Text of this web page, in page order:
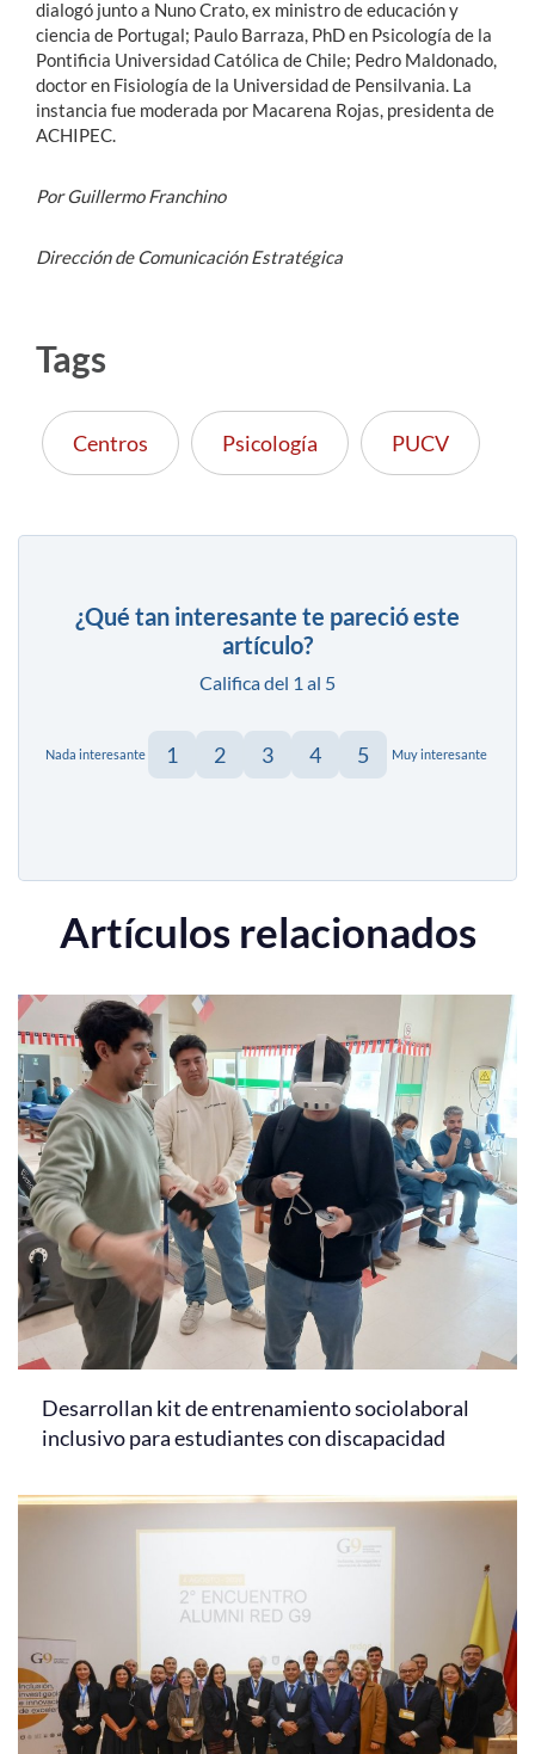
dialogó junto a Nuno Crato, ex ministro de educación y
ciencia de Portugal; Paulo Barraza, PhD en Psicología de la
Pontificia Universidad Católica de Chile; Pedro Maldonado,
doctor en Fisiología de la Universidad de Pensilvania. La
instancia fue moderada por Macarena Rojas, presidenta de
ACHIPEC.
Por Guillermo Franchino
Dirección de Comunicación Estratégica
Tags
Centros Psicología PUCV
¿Qué tan interesante te pareció este
artículo?
Califica del 1 al 5
Nada interesante 1 2 3 4 5 Muy interesante
Artículos relacionados
Desarrollan kit de entrenamiento sociolaboral
inclusivo para estudiantes con discapacidad